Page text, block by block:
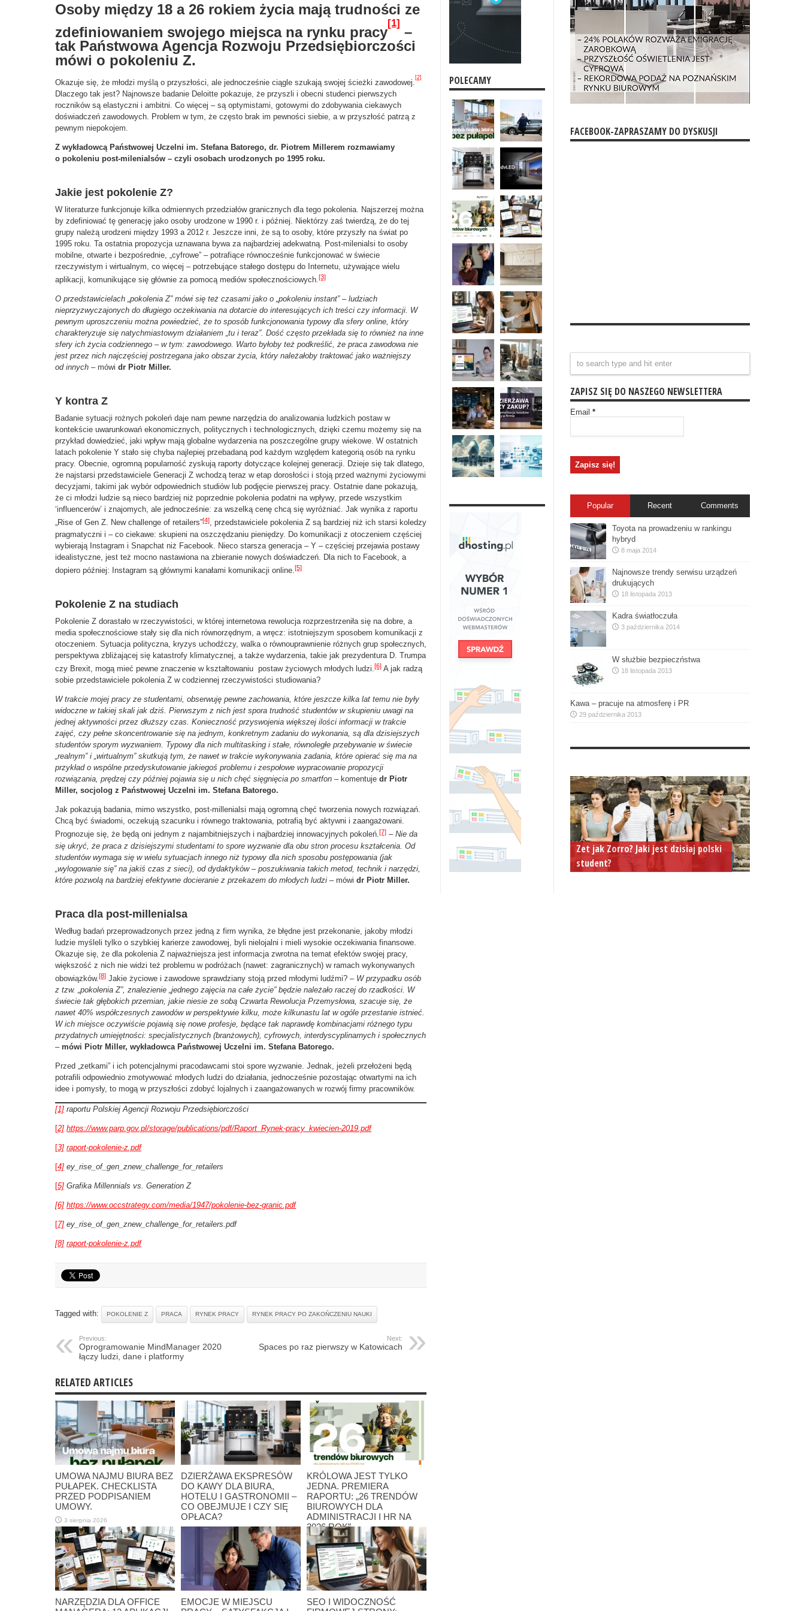
Osoby między 18 a 26 rokiem życia mają trudności ze
zdefiniowaniem swojego miejsca na rynku pracy
[1]
–
tak Państwowa Agencja Rozwoju Przedsiębiorczości
mówi o pokoleniu Z.
Okazuje się, że młodzi myślą o przyszłości, ale jednocześnie ciągle szukają swojej ścieżki zawodowej.
[2]
Dlaczego tak jest? Najnowsze badanie Deloitte pokazuje, że przyszli i obecni studenci pierwszych
roczników są elastyczni i ambitni. Co więcej – są optymistami, gotowymi do zdobywania ciekawych
doświadczeń zawodowych. Problem w tym, że często brak im pewności siebie, a w przyszłość patrzą z
pewnym niepokojem.
Z wykładowcą Państwowej Uczelni im. Stefana Batorego, dr. Piotrem Millerem rozmawiamy
o pokoleniu post-milenialsów – czyli osobach urodzonych po 1995 roku.
Jakie jest pokolenie Z?
W literaturze funkcjonuje kilka odmiennych przedziałów granicznych dla tego pokolenia. Najszerzej można
by zdefiniować tę generację jako osoby urodzone w 1990 r. i później. Niektórzy zaś twierdzą, że do tej
grupy należą urodzeni między 1993 a 2012 r. Jeszcze inni, że są to osoby, które przyszły na świat po
1995 roku. Ta ostatnia propozycja uznawana bywa za najbardziej adekwatną. Post-milenialsi to osoby
mobilne, otwarte i bezpośrednie, „cyfrowe” – potrafiące równocześnie funkcjonować w świecie
rzeczywistym i wirtualnym, co więcej – potrzebujące stałego dostępu do Internetu, używające wielu
aplikacji, komunikujące się głównie za pomocą mediów społecznościowych.[3]
O przedstawicielach „pokolenia Z” mówi się też czasami jako o „pokoleniu instant” – ludziach
nieprzyzwyczajonych do długiego oczekiwania na dotarcie do interesujących ich treści czy informacji. W
pewnym uproszczeniu można powiedzieć, że to sposób funkcjonowania typowy dla sfery online, który
charakteryzuje się natychmiastowym działaniem „tu i teraz”. Dość często przekłada się to również na inne
sfery ich życia codziennego – w tym: zawodowego. Warto byłoby też podkreślić, że praca zawodowa nie
jest przez nich najczęściej postrzegana jako obszar życia, który należałoby traktować jako ważniejszy
od innych – mówi dr Piotr Miller.
Y kontra Z
Badanie sytuacji rożnych pokoleń daje nam pewne narzędzia do analizowania ludzkich postaw w
kontekście uwarunkowań ekonomicznych, politycznych i technologicznych, dzięki czemu możemy się na
przykład dowiedzieć, jaki wpływ mają globalne wydarzenia na poszczególne grupy wiekowe. W ostatnich
latach pokolenie Y stało się chyba najlepiej przebadaną pod każdym względem kategorią osób na rynku
pracy. Obecnie, ogromną popularność zyskują raporty dotyczące kolejnej generacji. Dzieje się tak dlatego,
że najstarsi przedstawiciele Generacji Z wchodzą teraz w etap dorosłości i stoją przed ważnymi życiowymi
decyzjami, takimi jak wybór odpowiednich studiów lub podjęcie pierwszej pracy. Ostatnie dane pokazują,
że ci młodzi ludzie są nieco bardziej niż poprzednie pokolenia podatni na wpływy, przede wszystkim
‘influencerów’ i znajomych, ale jednocześnie: za wszelką cenę chcą się wyróżniać. Jak wynika z raportu
„Rise of Gen Z. New challenge of retailers”[4], przedstawiciele pokolenia Z są bardziej niż ich starsi koledzy
pragmatyczni i – co ciekawe: skupieni na oszczędzaniu pieniędzy. Do komunikacji z otoczeniem częściej
wybierają Instagram i Snapchat niż Facebook. Nieco starsza generacja – Y – częściej przejawia postawy
idealistyczne, jest też mocno nastawiona na zbieranie nowych doświadczeń. Dla nich to Facebook, a
dopiero później: Instagram są głównymi kanałami komunikacji online.[5]
Pokolenie Z na studiach
Pokolenie Z dorastało w rzeczywistości, w której internetowa rewolucja rozprzestrzeniła się na dobre, a
media społecznościowe stały się dla nich równorzędnym, a wręcz: istotniejszym sposobem komunikacji z
otoczeniem. Sytuacja polityczna, kryzys uchodźczy, walka o równouprawnienie różnych grup społecznych,
perspektywa zbliżającej się katastrofy klimatycznej, a także wydarzenia, takie jak prezydentura D. Trumpa
czy Brexit, mogą mieć pewne znaczenie w kształtowaniu postaw życiowych młodych ludzi.[6] A jak radzą
sobie przedstawiciele pokolenia Z w codziennej rzeczywistości studiowania?
W trakcie mojej pracy ze studentami, obserwuję pewne zachowania, które jeszcze kilka lat temu nie były
widoczne w takiej skali jak dziś. Pierwszym z nich jest spora trudność studentów w skupieniu uwagi na
jednej aktywności przez dłuższy czas. Konieczność przyswojenia większej ilości informacji w trakcie
zajęć, czy pełne skoncentrowanie się na jednym, konkretnym zadaniu do wykonania, są dla dzisiejszych
studentów sporym wyzwaniem. Typowy dla nich multitasking i stałe, równoległe przebywanie w świecie
„realnym” i „wirtualnym” skutkują tym, że nawet w trakcie wykonywania zadania, które opierać się ma na
przykład o wspólne przedyskutowanie jakiegoś problemu i zespołowe wypracowanie propozycji
rozwiązania, prędzej czy później pojawia się u nich chęć sięgnięcia po smartfon – komentuje dr Piotr
Miller, socjolog z Państwowej Uczelni im. Stefana Batorego.
Jak pokazują badania, mimo wszystko, post-millenialsi mają ogromną chęć tworzenia nowych rozwiązań.
Chcą być świadomi, oczekują szacunku i równego traktowania, potrafią być aktywni i zaangażowani.
Prognozuje się, że będą oni jednym z najambitniejszych i najbardziej innowacyjnych pokoleń.[7] –Nie da
się ukryć, że praca z dzisiejszymi studentami to spore wyzwanie dla obu stron procesu kształcenia. Od
studentów wymaga się w wielu sytuacjach innego niż typowy dla nich sposobu postępowania (jak
„wylogowanie się” na jakiś czas z sieci), od dydaktyków – poszukiwania takich metod, technik i narzędzi,
które pozwolą na bardziej efektywne docieranie z przekazem do młodych ludzi – mówi dr Piotr Miller.
Praca dla post-millenialsa
Według badań przeprowadzonych przez jedną z firm wynika, że błędne jest przekonanie, jakoby młodzi
ludzie myśleli tylko o szybkiej karierze zawodowej, byli nielojalni i mieli wysokie oczekiwania finansowe.
Okazuje się, że dla pokolenia Z najważniejsza jest informacja zwrotna na temat efektów swojej pracy,
większość z nich nie widzi też problemu w podróżach (nawet: zagranicznych) w ramach wykonywanych
obowiązków.[8] Jakie życiowe i zawodowe sprawdziany stoją przed młodymi ludźmi? – W przypadku osób
z tzw. „pokolenia Z”, znalezienie „jednego zajęcia na całe życie” będzie należało raczej do rzadkości. W
świecie tak głębokich przemian, jakie niesie ze sobą Czwarta Rewolucja Przemysłowa, szacuje się, że
nawet 40% współczesnych zawodów w perspektywie kilku, może kilkunastu lat w ogóle przestanie istnieć.
W ich miejsce oczywiście pojawią się nowe profesje, będące tak naprawdę kombinacjami różnego typu
przydatnych umiejętności: specjalistycznych (branżowych), cyfrowych, interdyscyplinarnych i społecznych
– mówi Piotr Miller, wykładowca Państwowej Uczelni im. Stefana Batorego.
Przed „zetkami” i ich potencjalnymi pracodawcami stoi spore wyzwanie. Jednak, jeżeli przełożeni będą
potrafili odpowiednio zmotywować młodych ludzi do działania, jednocześnie pozostając otwartymi na ich
idee i pomysły, to mogą w przyszłości zdobyć lojalnych i zaangażowanych w rozwój firmy pracowników.
[1] raportu Polskiej Agencji Rozwoju Przedsiębiorczości
[2] https://www.parp.gov.pl/storage/publications/pdf/Raport_Rynek-pracy_kwiecien-2019.pdf
[3] raport-pokolenie-z.pdf
[4] ey_rise_of_gen_znew_challenge_for_retailers
[5] Grafika Millennials vs. Generation Z
[6] https://www.occstrategy.com/media/1947/pokolenie-bez-granic.pdf
[7] ey_rise_of_gen_znew_challenge_for_retailers.pdf
[8] raport-pokolenie-z.pdf
Tagged with: POKOLENIE Z PRACA RYNEK PRACY RYNEK PRACY PO ZAKOŃCZENIU NAUKI
Previous:
Oprogramowanie MindManager 2020
łączy ludzi, dane i platformy
Next:
Spaces po raz pierwszy w Katowicach
RELATED ARTICLES
UMOWA NAJMU BIURA BEZ
PUŁAPEK. CHECKLISTA
PRZED PODPISANIEM
UMOWY.
3 sierpnia 2026
DZIERŻAWA EKSPRESÓW
DO KAWY DLA BIURA,
HOTELU I GASTRONOMII –
CO OBEJMUJE I CZY SIĘ
OPŁACA?
28 lipca 2026
KRÓLOWA JEST TYLKO
JEDNA. PREMIERA
RAPORTU: „26 TRENDÓW
BIUROWYCH DLA
ADMINISTRACJI I HR NA
2026 ROK”
27 lipca 2026
NARZĘDZIA DLA OFFICE
EMOCJE W MIEJSCU
SEO I WIDOCZNOŚĆ
POLECAMY
FACEBOOK-ZAPRASZAMY DO DYSKUSJI
ZAPISZ SIĘ DO NASZEGO NEWSLETTERA
Email *
Popular Recent Comments
Toyota na prowadzeniu w rankingu
hybryd
8 maja 2014
Najnowsze trendy serwisu urządzeń
drukujących
18 listopada 2013
Kadra światłoczuła
3 października 2014
W służbie bezpieczństwa
18 listopada 2013
Kawa – pracuje na atmosferę i PR
29 października 2013
Zet jak Zorro? Jaki jest dzisiaj polski
student?